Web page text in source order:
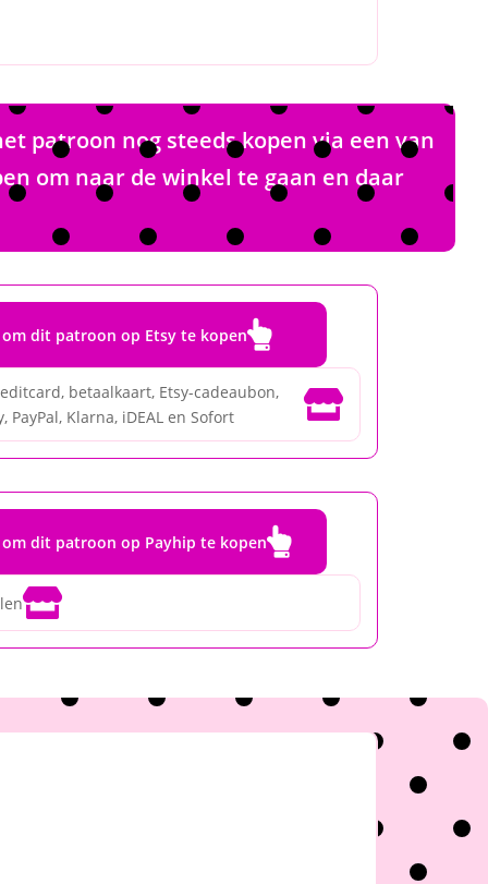
patroon nog steeds kopen via een van
om naar de winkel te gaan en daar
dit patroon op Etsy te kopen
betaalkaart, Etsy-cadeaubon,
PayPal, Klarna, iDEAL en Sofort

dit patroon op Payhip te kopen
